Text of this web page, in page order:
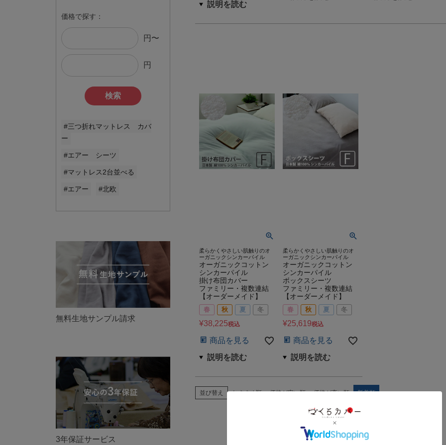
価格で探す：
円〜
円
検索
#三つ折れマットレス カバ
ー
#エアー シーツ
#マットレス2台並べる
#エアー #北欧
無料生地サンプル請求
3年保証サービス
柔らかくやさしい肌触りのオ
ーガニックシンカーパイル
オーガニックコットン
シンカーパイル
掛け布団カバー
ファミリー・複数連結
【オーダーメイド】
春 秋 夏 冬
¥38,225税込
商品を見る
柔らかくやさしい肌触りのオ
ーガニックシンカーパイル
オーガニックコットン
シンカーパイル
ボックスシーツ
ファミリー・複数連結
【オーダーメイド】
春 秋 夏 冬
¥25,619税込
商品を見る
並び替え おすすめ順 価格が安い順 価格が高い順 新着順